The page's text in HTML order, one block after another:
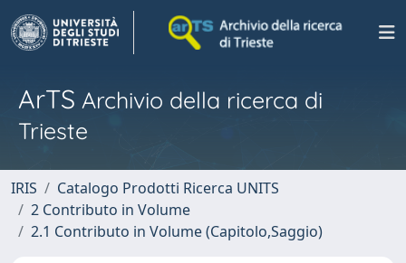
ArTS Archivio della ricerca di
Trieste
IRIS
Catalogo Prodotti Ricerca UNITS
2 Contributo in Volume
2.1 Contributo in Volume (Capitolo,Saggio)